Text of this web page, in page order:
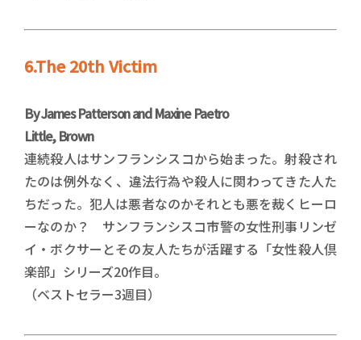
6.The 20th Victim
By James Patterson and Maxine Paetro
Little, Brown
連続殺人はサンフランシスコから始まった。射殺され
たのは例外なく、違法行為や殺人に関わってきた人た
ちだった。犯人は悪者なのかそれとも悪を裁くヒーロ
ーなのか？ サンフランシスコ市警の女性刑事リンゼ
イ・ボクサーとその友人たちが活躍する「女性殺人倶
楽部」シリーズ20作目。
（ベストセラー3週目）